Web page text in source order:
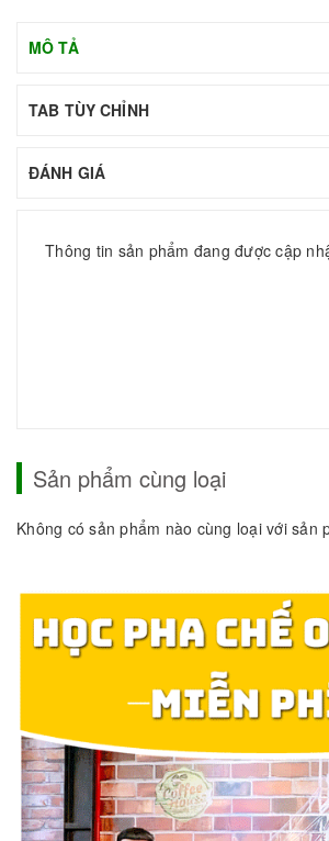
MÔ TẢ
TAB TÙY CHỈNH
ĐÁNH GIÁ
Thông tin sản phẩm đang được cập
Sản phẩm cùng loại
Không có sản phẩm nào cùng loại với sản